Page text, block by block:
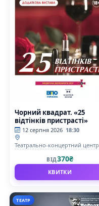
Чорний квадрат. «25
відтінків пристрасті»
12 серпня 2026 18:30
Театрально-концертний центр
ВІД370₴
КВИТКИ
ТЕАТР